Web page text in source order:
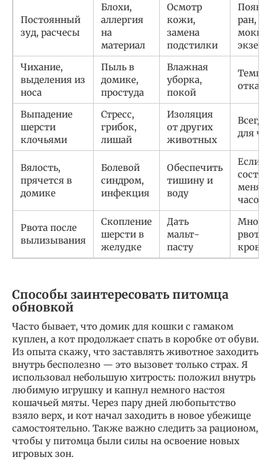
Постоянный
зуд, расчесы
Блохи,
аллергия
на
материал
Осмотр
кожи,
замена
подстилки
ран,
экзем
Чихание,
выделения из
носа
Пыль в
домике,
простуда
Влажная
уборка,
покой
отказ
Выпадение
шерсти
клочьями
Стресс,
грибок,
лишай
Изоляция
от других
животных
для
Вялость,
прячется в
домике
Болевой
синдром,
инфекция
Обеспечить
тишину и
воду
Если
часов
Рвота после
вылизывания
Скопление
шерсти в
желудке
Дать
мальт-
пасту
рвота с
Способы заинтересовать питомца
обновкой
Часто бывает, что домик для кошки с гамаком
куплен, а кот продолжает спать в коробке от обуви.
Из опыта скажу, что заставлять животное заходить
внутрь бесполезно — это вызовет только страх. Я
использовал небольшую хитрость: положил внутрь
любимую игрушку и капнул немного настоя
кошачьей мяты. Через пару дней любопытство
взяло верх, и кот начал заходить в новое убежище
самостоятельно. Также важно следить за рационом,
чтобы у питомца были силы на освоение новых
игровых зон.